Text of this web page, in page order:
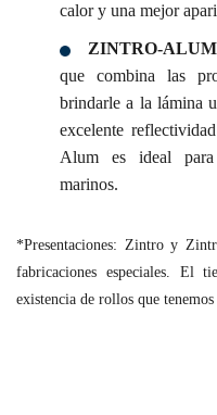
calor y una mejor
ZINTRO-
que combina las
brindarle a la lámina
excelente
Alum es ideal para
marinos.
*Presentaciones: Zintro y
fabricaciones especiales. El
existencia de rollos que